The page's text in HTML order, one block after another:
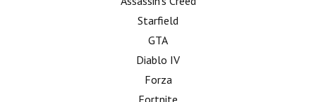
Starfield
GTA
Diablo IV
Forza
Fortnite